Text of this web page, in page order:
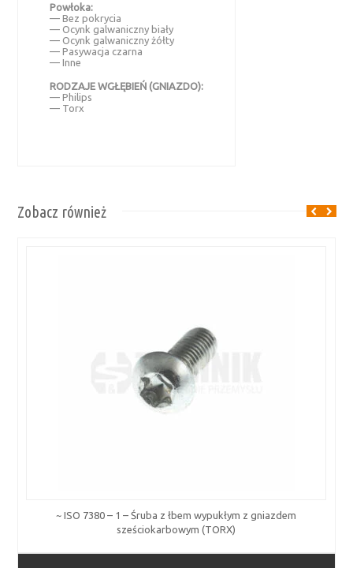
Powłoka:
— Bez pokrycia
— Ocynk galwaniczny biały
— Ocynk galwaniczny żółty
— Pasywacja czarna
— Inne
RODZAJE WGŁĘBIEŃ (GNIAZDO):
— Philips
— Torx
Zobacz również
~ ISO 7380 – 1 – Śruba z łbem wypukłym z gniazdem
sześciokarbowym (TORX)